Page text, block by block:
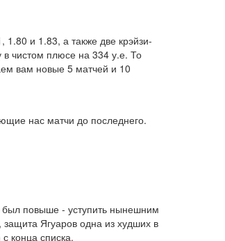
и 1.83, а также две крэйзи-
чистом плюсе на 334 у.е. То
вам новые 5 матчей и 10
нас матчи до последнего.
был повыше - уступить нынешним
Ягуаров одна из худших в
конца списка.